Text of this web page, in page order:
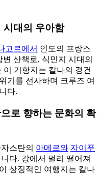
시대의 우아함
고르에서 인도의 프랑스
산책로, 식민지 시대의
기항지는 칼나의 경건
기를 선사하며 크루즈 여
다.
로 향하는 문화의 확
스탄의 아메르와 자이푸
다. 강에서 멀리 떨어져
상징적인 여행지는 칼나